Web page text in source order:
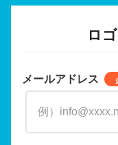
ロ
メールアドレス